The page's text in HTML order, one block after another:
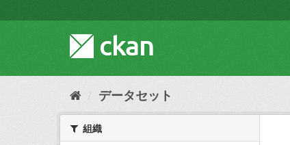
キ
て
データセット
組織